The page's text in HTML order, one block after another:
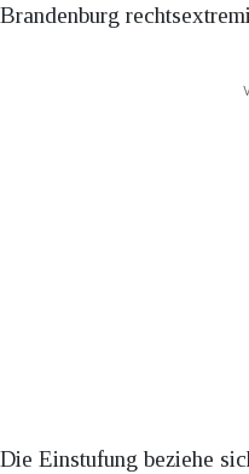
Brandenburg
Die Einstufung beziehe